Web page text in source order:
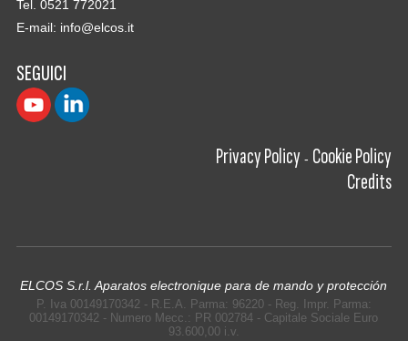
Tel. 0521 772021
E-mail: info@elcos.it
SEGUICI
Privacy Policy - Cookie Policy
Credits
ELCOS S.r.l. Aparatos electronique para de mando y protección
P. Iva 00149170342 - R.E.A. Parma: 96220 - Reg. Impr. Parma:
00149170342 - Numero Mecc.: PR 002784 - Capitale Sociale Euro
93.600,00 i.v.